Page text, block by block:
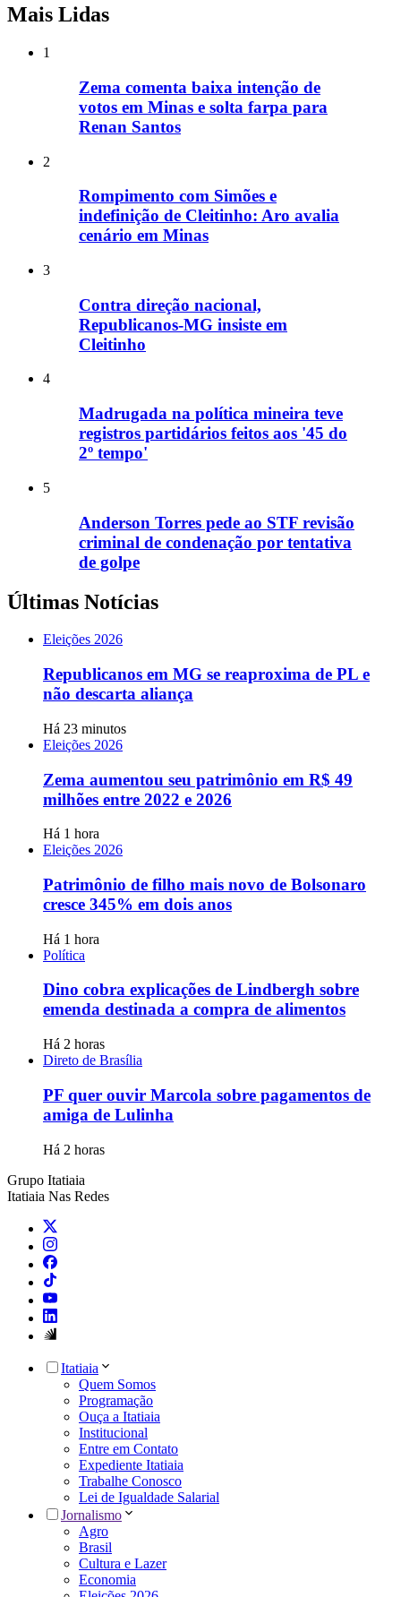
Mais Lidas
1
Zema comenta baixa intenção de
votos em Minas e solta farpa para
Renan Santos
2
Rompimento com Simões e
indefinição de Cleitinho: Aro avalia
cenário em Minas
3
Contra direção nacional,
Republicanos-MG insiste em
Cleitinho
4
Madrugada na política mineira teve
registros partidários feitos aos '45 do
2º tempo'
5
Anderson Torres pede ao STF revisão
criminal de condenação por tentativa
de golpe
Últimas Notícias
Eleições 2026
Republicanos em MG se reaproxima de PL e
não descarta aliança
Há 23 minutos
Eleições 2026
Zema aumentou seu patrimônio em R$ 49
milhões entre 2022 e 2026
Há 1 hora
Eleições 2026
Patrimônio de filho mais novo de Bolsonaro
cresce 345% em dois anos
Há 1 hora
Política
Dino cobra explicações de Lindbergh sobre
emenda destinada a compra de alimentos
Há 2 horas
Direto de Brasília
PF quer ouvir Marcola sobre pagamentos de
amiga de Lulinha
Há 2 horas
Grupo Itatiaia
Itatiaia Nas Redes
Itatiaia
Quem Somos
Programação
Ouça a Itatiaia
Institucional
Entre em Contato
Expediente Itatiaia
Trabalhe Conosco
Lei de Igualdade Salarial
Jornalismo
Agro
Brasil
Cultura e Lazer
Economia